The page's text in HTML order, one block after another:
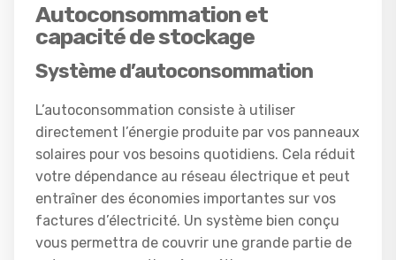
Autoconsommation et
capacité de stockage
Système d’autoconsommation
L’autoconsommation consiste à utiliser
directement l’énergie produite par vos panneaux
solaires pour vos besoins quotidiens. Cela réduit
votre dépendance au réseau électrique et peut
entraîner des économies importantes sur vos
factures d’électricité. Un système bien conçu
vous permettra de couvrir une grande partie de